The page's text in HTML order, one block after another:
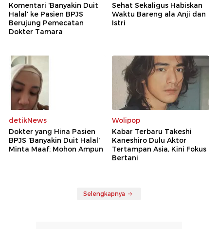
Komentari 'Banyakin Duit
Halal' ke Pasien BPJS
Berujung Pemecatan
Dokter Tamara
Sehat Sekaligus Habiskan
Waktu Bareng ala Anji dan
Istri
detikNews
Dokter yang Hina Pasien
BPJS 'Banyakin Duit Halal'
Minta Maaf: Mohon Ampun
Wolipop
Kabar Terbaru Takeshi
Kaneshiro Dulu Aktor
Tertampan Asia, Kini Fokus
Bertani
Selengkapnya